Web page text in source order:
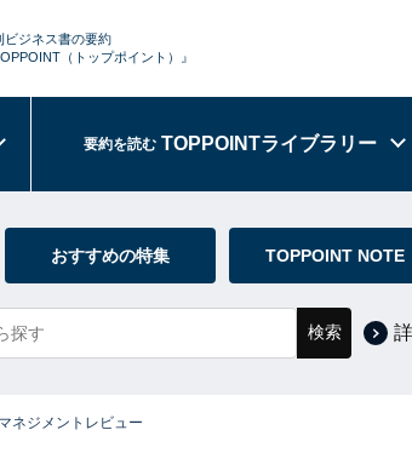
ビジネス書の要約
（トップポイント）』
要約を読む TOPPOINTライブラリー
おすすめの特集 TOPPOINT NOTE
検索
ネジメントレビュー